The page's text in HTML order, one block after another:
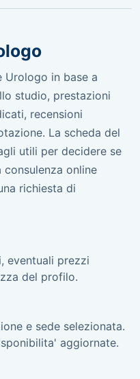
Urologo in base a
studio, prestazioni
recensioni
La scheda del
utili per decidere se
consulenza online
richiesta di
eventuali prezzi
del profilo.
e sede selezionata.
aggiornate.